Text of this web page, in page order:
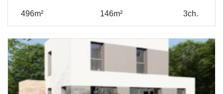
496m² 146m² 3ch.